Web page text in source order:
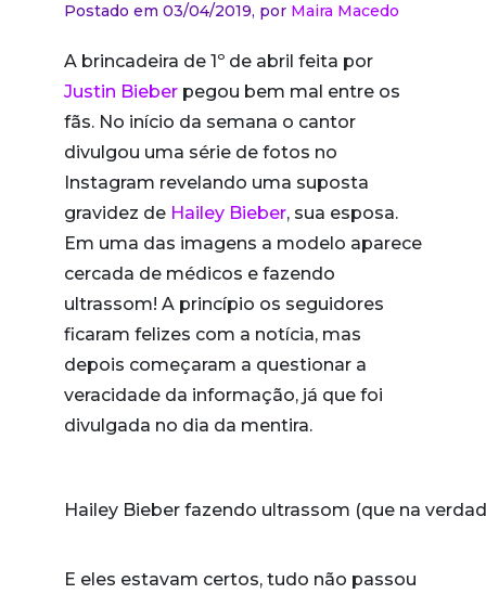
Postado em 03/04/2019, por Maira Macedo
A brincadeira de 1º de abril feita por
Justin Bieber pegou bem mal entre os
fãs. No início da semana o cantor
divulgou uma série de fotos no
Instagram revelando uma suposta
gravidez de Hailey Bieber, sua esposa.
Em uma das imagens a modelo aparece
cercada de médicos e fazendo
ultrassom! A princípio os seguidores
ficaram felizes com a notícia, mas
depois começaram a questionar a
veracidade da informação, já que foi
divulgada no dia da mentira.
Hailey Bieber fazendo ultrassom (que na
E eles estavam certos, tudo não passou